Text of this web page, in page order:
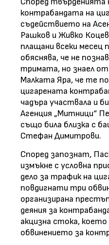
контрабандата на
съдействието на
Рашков и Живко
плащани всеки месец
обяснява, че не
тримата, но знаел
Малката Яра, че те
цигарената
чадъра участвала и
Агенция „Митници“
също била близка с
Стефан Димитрови.
Според запознат,
измъкне с условна
дело за трафик на
повдигнати три
организирана
деяния за
акцизна стока, което
обвинението за